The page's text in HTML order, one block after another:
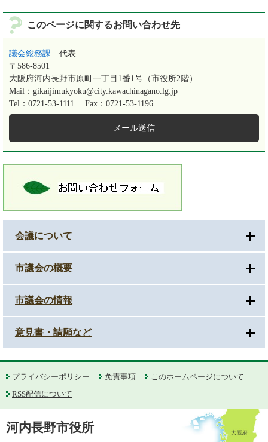
このページに関するお問い合わせ先
議会総務課
代表
〒586-8501
大阪府河内長野市原町一丁目1番1号（市役所2階）
Mail：gikaijimukyoku@city.kawachinagano.lg.jp
Tel：0721-53-1111
Fax：0721-53-1196
メール送信
会議について
市議会の概要
市議会の情報
意見書・請願など
プライバシーポリシー 免責事項
このホームページについて
RSS配信について
河内長野市役所